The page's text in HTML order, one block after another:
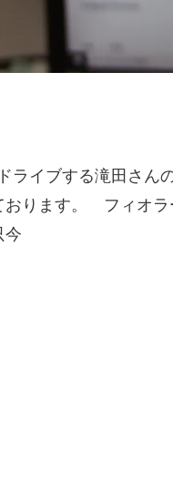
ライブする滝田さん
おります。 フィオ
今